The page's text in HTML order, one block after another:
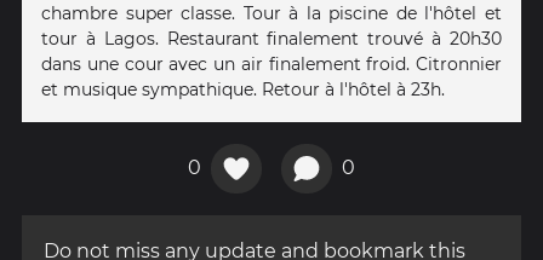
chambre super classe. Tour à la piscine de l'hôtel et
tour à Lagos. Restaurant finalement trouvé à 20h30
dans une cour avec un air finalement froid. Citronnier
et musique sympathique. Retour à l'hôtel à 23h.
0 0
Do not miss any update and bookmark this